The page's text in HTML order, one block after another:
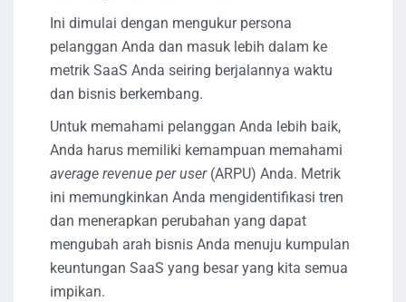
Ini dimulai dengan mengukur persona
pelanggan Anda dan masuk lebih dalam ke
metrik SaaS Anda seiring berjalannya waktu
dan bisnis berkembang.
Untuk memahami pelanggan Anda lebih baik,
Anda harus memiliki kemampuan memahami
average revenue per user(ARPU) Anda. Metrik
ini memungkinkan Anda mengidentifikasi tren
dan menerapkan perubahan yang dapat
mengubah arah bisnis Anda menuju kumpulan
keuntungan SaaS yang besar yang kita semua
impikan.